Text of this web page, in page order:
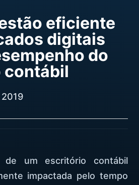
eficiente
digitais
do
de um escritório contábil
impactada pelo tempo